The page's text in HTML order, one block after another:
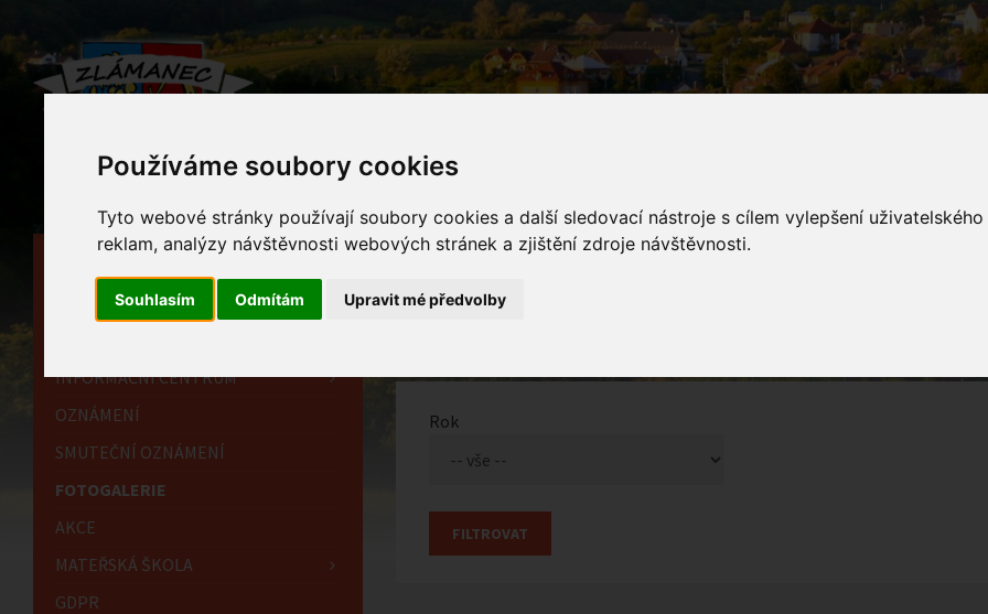
Používáme soubory cookies
Tyto webové stránky používají soubory cookies a další sledovací nástroje s cílem vylepšení
reklam, analýzy návštěvnosti webových stránek a zjištění zdroje návštěvnosti.
Souhlasím Odmítám Upravit mé předvolby
Rok
OBECNÍ ÚŘAD
INFORMAČNÍ CENTRUM
OZNÁMENÍ
SMUTEČNÍ OZNÁMENÍ
FOTOGALERIE
AKCE
MATEŘSKÁ ŠKOLA
GDPR